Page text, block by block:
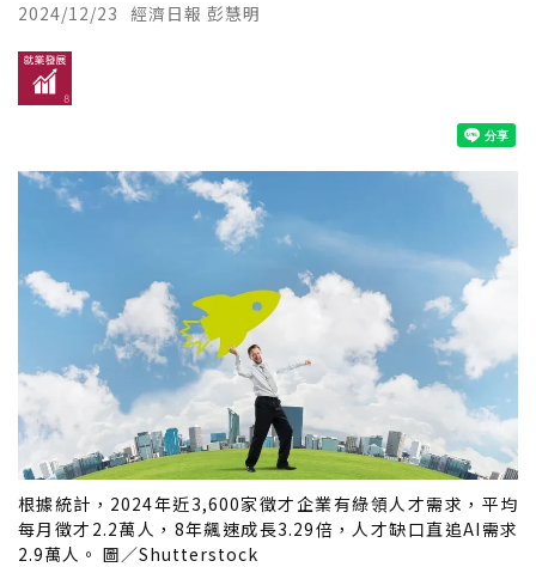
2024/12/23 經濟日報 彭慧明
根據統計，2024年近3,600家徵才企業有綠領人才需求，平均
每月徵才2.2萬人，8年飆速成長3.29倍，人才缺口直追AI需求
2.9萬人。 圖／Shutterstock